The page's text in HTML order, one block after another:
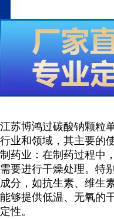
江苏博鸿过碳酸钠颗粒
行业和领域，其主要的
制药业：在制药过程中
需要进行干燥处理。特
成分，如抗生素、维生
能够提供低温、无氧的
定性。